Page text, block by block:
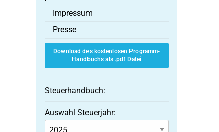
Impressum
Presse
Download des kostenlosen Programm-
Handbuchs als .pdf Datei
Steuerhandbuch:
Auswahl Steuerjahr: